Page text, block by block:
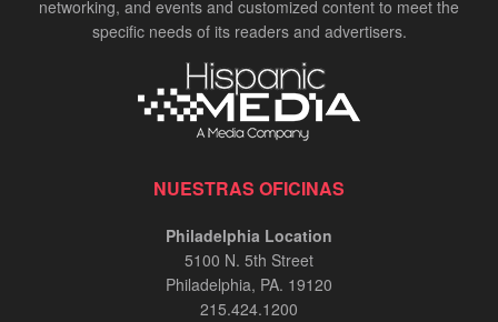
networking, and events and customized content to meet the
specific needs of its readers and advertisers.
NUESTRAS OFICINAS
Philadelphia Location
5100 N. 5th Street
Philadelphia, PA. 19120
215.424.1200